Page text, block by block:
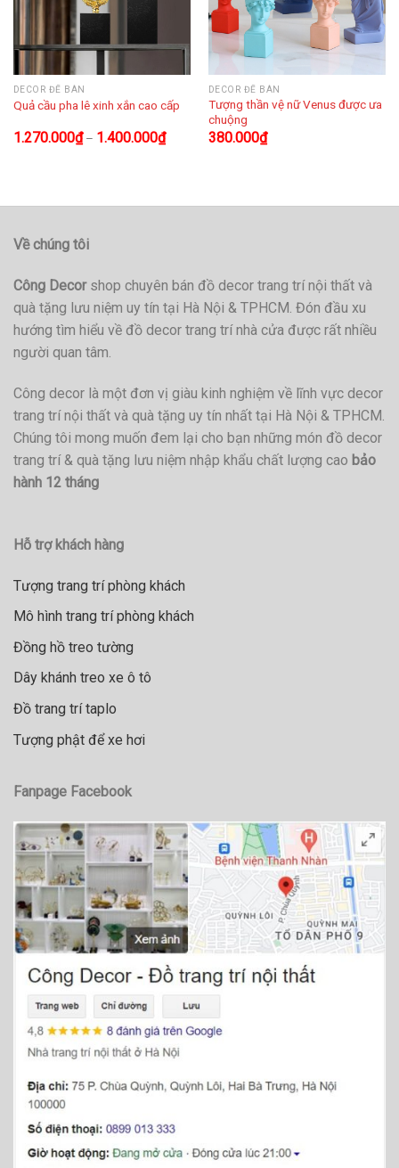
DECOR ĐỂ BÀN
Quả cầu pha lê xinh xắn cao cấp
1.270.000₫– 1.400.000₫
DECOR ĐỂ BÀN
Tượng thần vệ nữ Venus được ưa
chuộng
380.000₫
Về chúng tôi
Công Decorshop chuyên bán đồ decor trang trí nội thất và
quà tặng lưu niệm uy tín tại Hà Nội & TPHCM. Đón đầu xu
hướng tìm hiểu về đồ decor trang trí nhà cửa được rất nhiều
người quan tâm.
Công decor là một đơn vị giàu kinh nghiệm về lĩnh vực decor
trang trí nội thất và quà tặng uy tín nhất tại Hà Nội & TPHCM.
Chúng tôi mong muốn đem lại cho bạn những món đồ decor
trang trí & quà tặng lưu niệm nhập khẩu chất lượng cao bảo
hành 12 tháng
Hỗ trợ khách hàng
Tượng trang trí phòng khách
Mô hình trang trí phòng khách
Đồng hồ treo tường
Dây khánh treo xe ô tô
Đồ trang trí taplo
Tượng phật để xe hơi
Fanpage Facebook